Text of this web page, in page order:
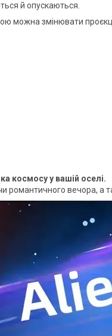
й опускаються.
можна змінювати
космосу у вашій оселі.
романтичного вечора, а